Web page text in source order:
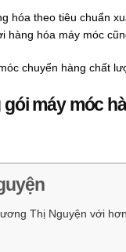
hóa theo tiêu chuẩn
hàng hóa máy móc
chuyển hàng chất
máy móc
Thị Nguyện với